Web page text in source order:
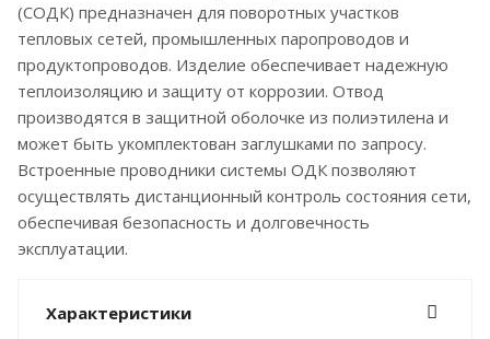
(СОДК) предназначен для поворотных участков
тепловых сетей, промышленных паропроводов и
продуктопроводов. Изделие обеспечивает надежную
теплоизоляцию и защиту от коррозии. Отвод
производятся в защитной оболочке из полиэтилена и
может быть укомплектован заглушками по запросу.
Встроенные проводники системы ОДК позволяют
осуществлять дистанционный контроль состояния сети,
обеспечивая безопасность и долговечность
эксплуатации.
Характеристики